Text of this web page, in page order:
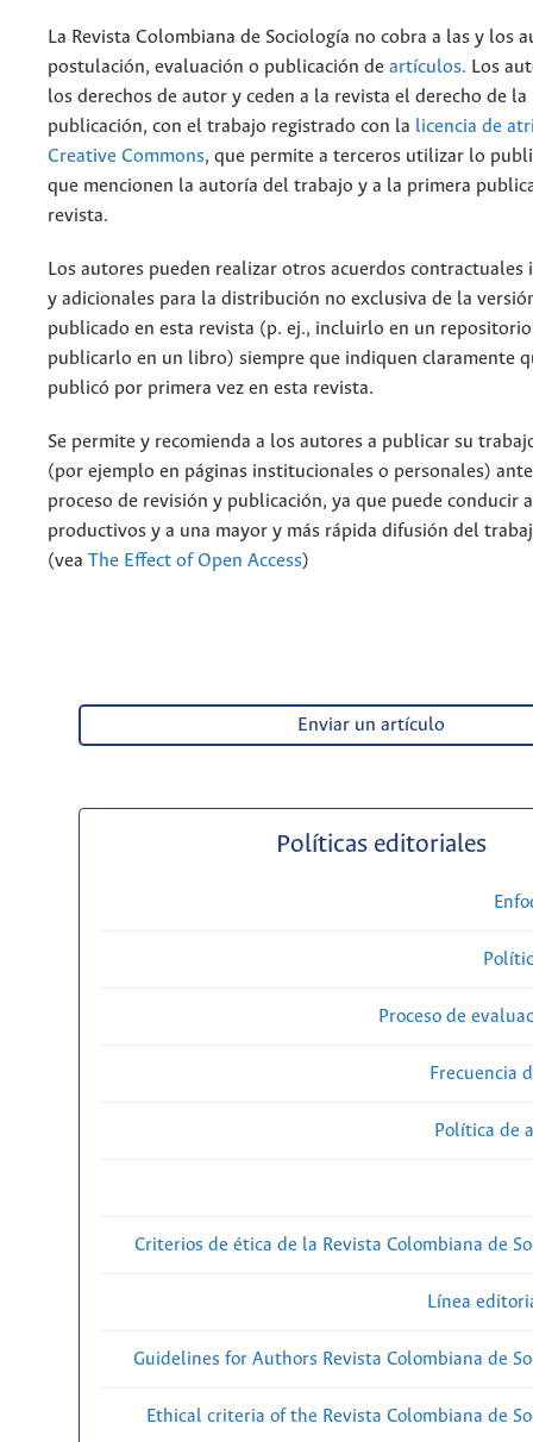
La Revista Colombiana de Sociología no cobra a las y los
postulación, evaluación o publicación de artículos. Los
los derechos de autor y ceden a la revista el derecho de la
publicación, con el trabajo registrado con la licencia de
Creative Commons, que permite a terceros utilizar lo
que mencionen la autoría del trabajo y a la primera
revista.
Los autores pueden realizar otros acuerdos contractuales
y adicionales para la distribución no exclusiva de la
publicado en esta revista (p. ej., incluirlo en un
publicarlo en un libro) siempre que indiquen claramente
publicó por primera vez en esta revista.
Se permite y recomienda a los autores a publicar su
(por ejemplo en páginas institucionales o personales)
proceso de revisión y publicación, ya que puede conducir
productivos y a una mayor y más rápida difusión del
(vea The Effect of Open Access)
Enviar un artículo
Políticas editoriales
Proceso de
Frecuencia
Política de
Criterios de ética de la Revista Colombiana de
Línea
Guidelines for Authors Revista Colombiana de
Ethical criteria of the Revista Colombiana de